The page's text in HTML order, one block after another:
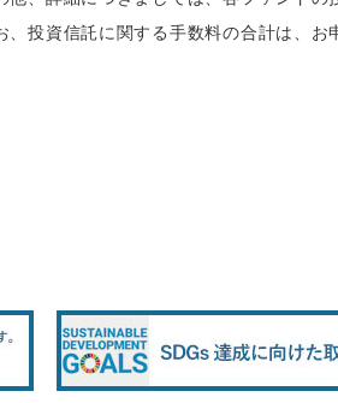
、投資信託に関する手数料の合計は、お